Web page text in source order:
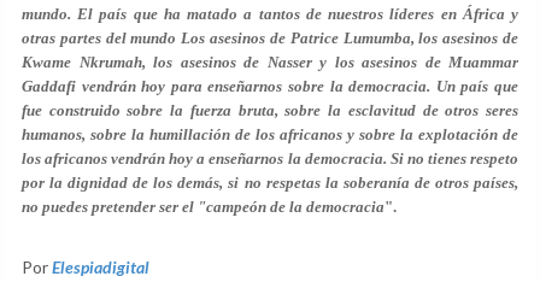
mundo. El país que ha matado a tantos de nuestros líderes en África y
otras partes del mundo Los asesinos de Patrice Lumumba, los asesinos de
Kwame Nkrumah, los asesinos de Nasser y los asesinos de Muammar
Gaddafi vendrán hoy para enseñarnos sobre la democracia. Un país que
fue construido sobre la fuerza bruta, sobre la esclavitud de otros seres
humanos, sobre la humillación de los africanos y sobre la explotación de
los africanos vendrán hoy a enseñarnos la democracia. Si no tienes respeto
por la dignidad de los demás, si no respetas la soberanía de otros países,
no puedes pretender ser el "campeón de la democracia".
PorElespiadigital